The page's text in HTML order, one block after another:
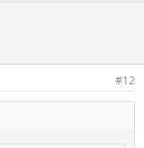
#12